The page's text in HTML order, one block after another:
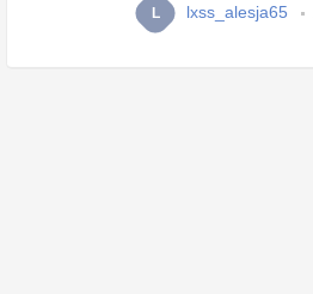
L lxss_alesja65